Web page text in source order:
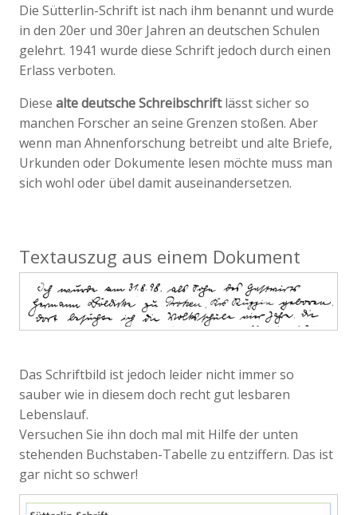
Die Sütterlin-Schrift ist nach ihm benannt und wurde
in den 20er und 30er Jahren an deutschen Schulen
gelehrt. 1941 wurde diese Schrift jedoch durch einen
Erlass verboten.
Diese alte deutsche Schreibschriftlässt sicher so
manchen Forscher an seine Grenzen stoßen. Aber
wenn man Ahnenforschung betreibt und alte Briefe,
Urkunden oder Dokumente lesen möchte muss man
sich wohl oder übel damit auseinandersetzen.
Textauszug aus einem Dokument
Das Schriftbild ist jedoch leider nicht immer so
sauber wie in diesem doch recht gut lesbaren
Lebenslauf.
Versuchen Sie ihn doch mal mit Hilfe der unten
stehenden Buchstaben-Tabelle zu entziffern. Das ist
gar nicht so schwer!